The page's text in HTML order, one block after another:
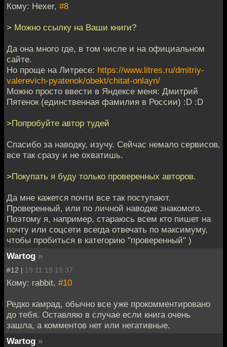
Кому: Hexer, #8
> Можно ссылку на Ваши книги?
Да она много где, в том числе и на официальном
сайте.
Но проще на Литресе: https://www.litres.ru/dmitriy-
valerevich-pyatenok/obekt/chitat-onlayn/
Можно просто ввести в Яндексе меня: Дмитрий
Пятенок (единственная фамилия в России) :D :D
>Попробуйте автор тудей
Спасибо за наводку, изучу. Сейчас немало сервисов,
все так сразу и не охватишь.
>Покупать я буду только проверенных авторов.
Да мне кажется почти все так поступают.
Проверенный, или по личной наводке знакомого.
Поэтому я, например, стараюсь всем кто пишет на
почту или соцсети всегда отвечать по максимуму,
чтобы пробиться в категорию "проверенный" )
Wartog »
#12 | 19.11.19 19:37
Кому: rabbit, #10
Редко камрад, обычно все уже прокомментировано
до тебя. Оставляю в случае если книга очень
зашла, а комментов нет или негативные.
Wartog »